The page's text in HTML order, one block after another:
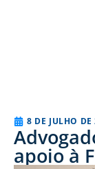
8 DE JULHO
apoio à